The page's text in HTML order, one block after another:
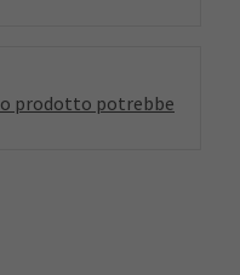
prodotto potrebbe